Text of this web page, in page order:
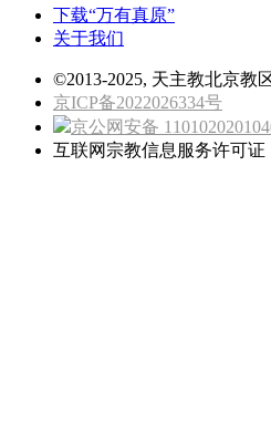
下载“万有真原”
关于我们
©2013-2025, 天主教北京教
京ICP备2022026334号
京公网安备
互联网宗教信息服务许可证